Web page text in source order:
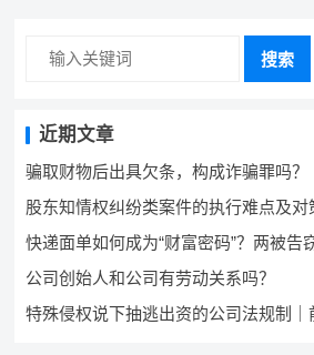
搜索
近期文章
骗取财物后出具欠条，构成诈骗罪吗？
股东知情权纠纷类案件的执行难点及对
快递面单如何成为“财富密码”？两被告
公司创始人和公司有劳动关系吗？
特殊侵权说下抽逃出资的公司法规制｜